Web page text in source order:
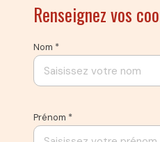
Renseignez vos
Nom *
Prénom *